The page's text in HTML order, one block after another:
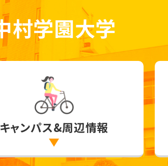
村学園大学
キャンパス&周辺情報